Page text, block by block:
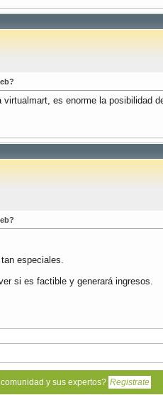
es enorme la
especiales.
si es factible y generará ingresos.
y sus expertos? Registrate